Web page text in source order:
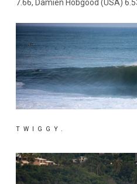
7.66, Damien Hobgood (USA)
TWIGGY.